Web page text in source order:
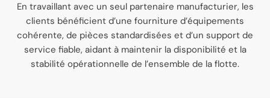
En travaillant avec un seul partenaire manufacturier, les
clients bénéficient d’une fourniture d’équipements
cohérente, de pièces standardisées et d’un support de
service fiable, aidant à maintenir la disponibilité et la
stabilité opérationnelle de l’ensemble de la flotte.